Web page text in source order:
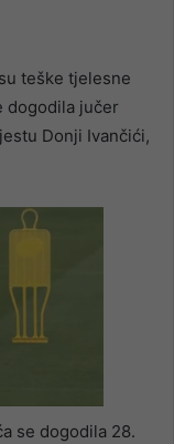
teške tjelesne
dogodila jučer
Donji Ivančići,
se dogodila 28.